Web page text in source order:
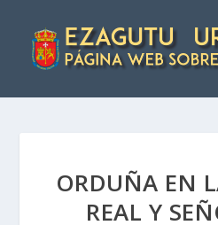
ORDUÑA EN
REAL Y